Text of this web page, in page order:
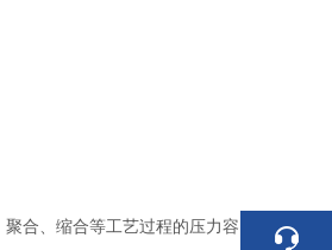
合、缩合等工艺过程的压力容